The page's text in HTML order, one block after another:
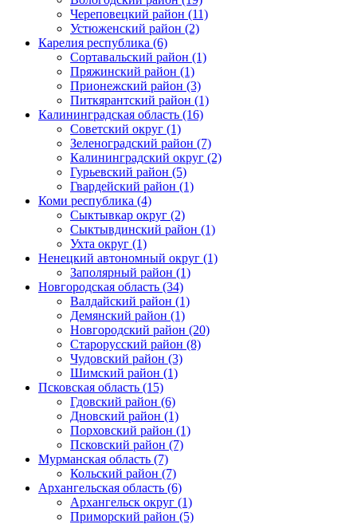
Череповецкий район (11)
Устюженский район (2)
Карелия республика (6)
Сортавальский район (1)
Пряжинский район (1)
Прионежский район (3)
Питкярантский район (1)
Калининградская область (16)
Советский округ (1)
Зеленоградский район (7)
Калининградский округ (2)
Гурьевский район (5)
Гвардейский район (1)
Коми республика (4)
Сыктывкар округ (2)
Сыктывдинский район (1)
Ухта округ (1)
Ненецкий автономный округ (1)
Заполярный район (1)
Новгородская область (34)
Валдайский район (1)
Демянский район (1)
Новгородский район (20)
Старорусский район (8)
Чудовский район (3)
Шимский район (1)
Псковская область (15)
Гдовский район (6)
Дновский район (1)
Порховский район (1)
Псковский район (7)
Мурманская область (7)
Кольский район (7)
Архангельская область (6)
Архангельск округ (1)
Приморский район (5)